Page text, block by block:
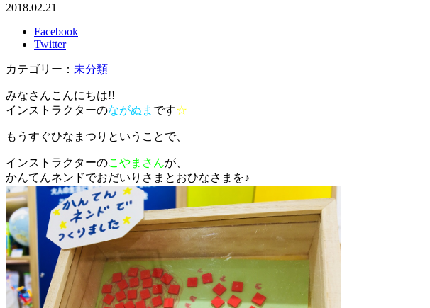
2018.02.21
Facebook
Twitter
カテゴリー： 未分類
みなさんこんにちは!!
インストラクターのながぬま です☆
もうすぐひなまつりということで、
インストラクターのこやまさんが、
かんてんネンドでおだいりさまとおひなさまを♪